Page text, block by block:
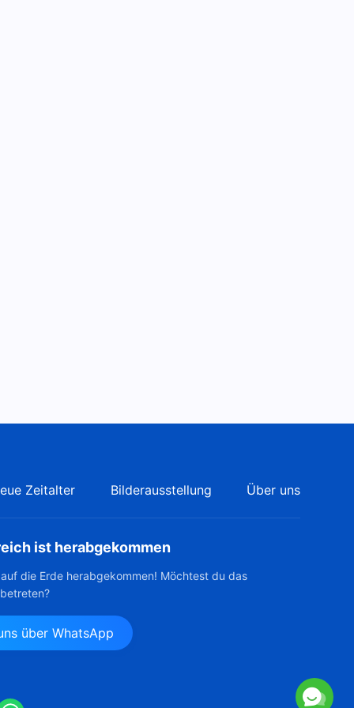
Zeitalter Bilderausstellung Über uns
ist herabgekommen
die Erde herabgekommen! Möchtest du das
über WhatsApp